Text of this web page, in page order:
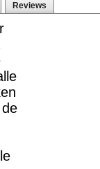
Reviews